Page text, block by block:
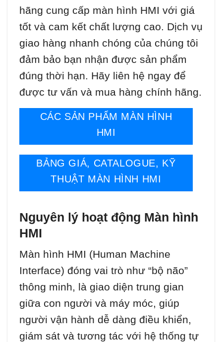
hãng cung cấp màn hình HMI với giá
tốt và cam kết chất lượng cao. Dịch vụ
giao hàng nhanh chóng của chúng tôi
đảm bảo bạn nhận được sản phẩm
đúng thời hạn. Hãy liên hệ ngay để
được tư vấn và mua hàng chính hãng.
CÁC SẢN PHẨM MÀN HÌNH
HMI
BẢNG GIÁ, CATALOGUE, KỸ
THUẬT MÀN HÌNH HMI
Nguyên lý hoạt động Màn hình
HMI
Màn hình HMI (Human Machine
Interface) đóng vai trò như “bộ não”
thông minh, là giao diện trung gian
giữa con người và máy móc, giúp
người vận hành dễ dàng điều khiển,
giám sát và tương tác với hệ thống tự